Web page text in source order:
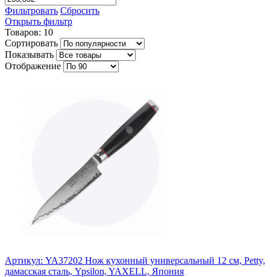
Фильтровать Сбросить
Открыть фильтр
Товаров: 10
Сортировать
Показывать
Отображение
Артикул: YA37202 Нож кухонный универсальный 12 см, Petty,
дамасская сталь, Ypsilon, YAXELL, Япония